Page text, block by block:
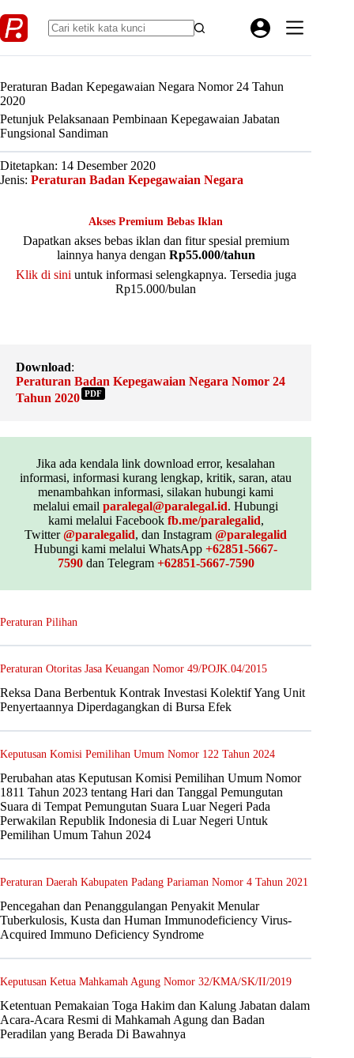
to
content
Peraturan Badan Kepegawaian Negara Nomor 24 Tahun
2020
Petunjuk Pelaksanaan Pembinaan Kepegawaian Jabatan
Fungsional Sandiman
Ditetapkan: 14 Desember 2020
Jenis: Peraturan Badan Kepegawaian Negara
Akses Premium Bebas Iklan
Dapatkan akses bebas iklan dan fitur spesial premium
lainnya hanya dengan Rp55.000/tahun
Klik di sini untuk informasi selengkapnya. Tersedia juga
Rp15.000/bulan
Download:
Peraturan Badan Kepegawaian Negara Nomor 24
Tahun 2020 PDF
Jika ada kendala link download error, kesalahan
informasi, informasi kurang lengkap, kritik, saran, atau
menambahkan informasi, silakan hubungi kami
melalui emailparalegal@paralegal.id. Hubungi
kami melalui Facebook fb.me/paralegalid,
Twitter@paralegalid, dan Instagram@paralegalid
Hubungi kami melalui WhatsApp+62851-5667-
7590dan Telegram +62851-5667-7590
Peraturan Pilihan
Peraturan Otoritas Jasa Keuangan Nomor 49/POJK.04/2015
Reksa Dana Berbentuk Kontrak Investasi Kolektif Yang Unit
Penyertaannya Diperdagangkan di Bursa Efek
Keputusan Komisi Pemilihan Umum Nomor 122 Tahun 2024
Perubahan atas Keputusan Komisi Pemilihan Umum Nomor
1811 Tahun 2023 tentang Hari dan Tanggal Pemungutan
Suara di Tempat Pemungutan Suara Luar Negeri Pada
Perwakilan Republik Indonesia di Luar Negeri Untuk
Pemilihan Umum Tahun 2024
Peraturan Daerah Kabupaten Padang Pariaman Nomor 4 Tahun 2021
Pencegahan dan Penanggulangan Penyakit Menular
Tuberkulosis, Kusta dan Human Immunodeficiency Virus-
Acquired Immuno Deficiency Syndrome
Keputusan Ketua Mahkamah Agung Nomor 32/KMA/SK/II/2019
Ketentuan Pemakaian Toga Hakim dan Kalung Jabatan dalam
Acara-Acara Resmi di Mahkamah Agung dan Badan
Peradilan yang Berada Di Bawahnya